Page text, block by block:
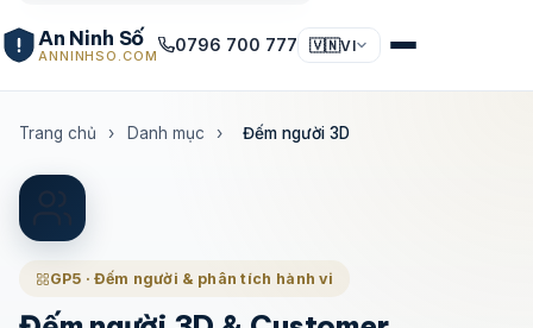
An Ninh Số
ANNINHSO.COM
0796 700 777 🇻🇳VI
Trang chủ › Danh mục › Đếm người 3D
GP5 · Đếm người & phân tích hành vi